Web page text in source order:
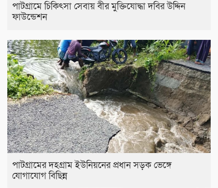
পাটগ্রামে চিকিৎসা সেবায় বীর মুক্তিযোদ্ধা দবির উদ্দিন
ফাউন্ডেশন
পাটগ্রামের দহগ্রাম ইউনিয়নের প্রধান সড়ক ভেঙ্গে
যোগাযোগ বিছিন্ন